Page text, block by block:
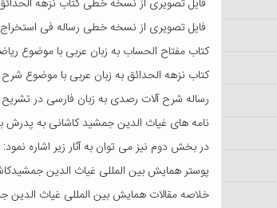
فایل تصویری از نسخه خطی کتاب نزهه الحدائق
فایل تصویری از نسخه خطی رساله فی استخراج
کتاب مفتاح الحساب به زبان عربی با موضوع
کتاب نزهه الحدائق به زبان عربی با موضوع
رساله شرح آلات رصدی به زبان فارسی در
نامه های غیاث الدین جمشید کاشانی به
در بخش دوم نیز می توان به آثار زیر اشاره نمود:
پوستر همایش بین المللی غیاث الدین جمشیدکاشانی که در آبان 1379 در
خلاصه مقالات همایش بین المللی غیاث الدین جمشید کاشانی که در آبان